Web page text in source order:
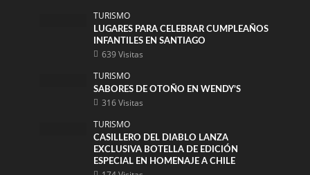
TURISMO
LUGARES PARA CELEBRAR CUMPLEAÑOS
INFANTILES EN SANTIAGO
639 Visitas
TURISMO
SABORES DE OTOÑO EN WENDY’S
316 Visitas
TURISMO
CASILLERO DEL DIABLO LANZA
EXCLUSIVA BOTELLA DE EDICIÓN
ESPECIAL EN HOMENAJE A CHILE